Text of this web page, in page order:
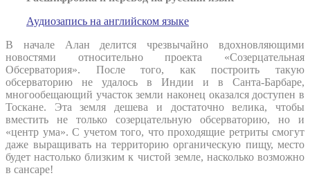
Аудиозапись на английском языке
В начале Алан делится чрезвычайно вдохновляющими
новостями относительно проекта «Созерцательная
Обсерватория». После того, как построить такую
обсерваторию не удалось в Индии и в Санта-Барбаре,
многообещающий участок земли наконец оказался доступен в
Тоскане. Эта земля дешева и достаточно велика, чтобы
вместить не только созерцательную обсерваторию, но и
«центр ума». С учетом того, что проходящие ретриты смогут
даже выращивать на территорию органическую пищу, место
будет настолько близким к чистой земле, насколько возможно
в сансаре!